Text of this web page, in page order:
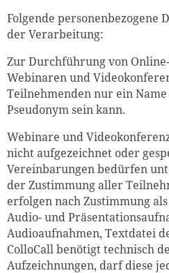
Folgende personenbezogene
der Verarbeitung:
Zur Durchführung von
Webinaren und
Teilnehmenden nur ein
Pseudonym sein kann.
Webinare und
nicht aufgezeichnet oder
Vereinbarungen bedürfen
der Zustimmung aller
erfolgen nach Zustimmung
Audio- und
Audioaufnahmen, Textdatei
ColloCall benötigt technisch
Aufzeichnungen, darf diese